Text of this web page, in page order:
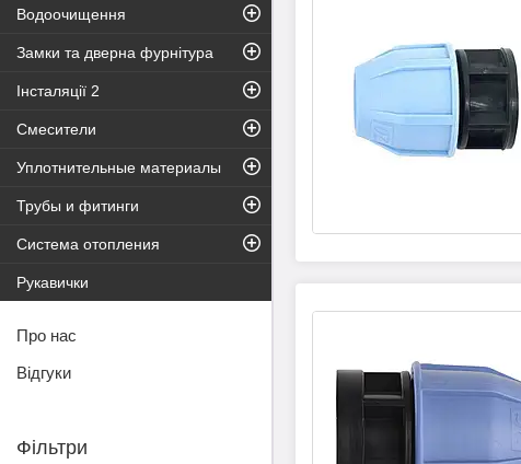
Водоочищення
Замки та дверна фурнітура
Інсталяції 2
Смесители
Уплотнительные материалы
Трубы и фитинги
Система отопления
Рукавички
Про нас
Відгуки
Фільтри